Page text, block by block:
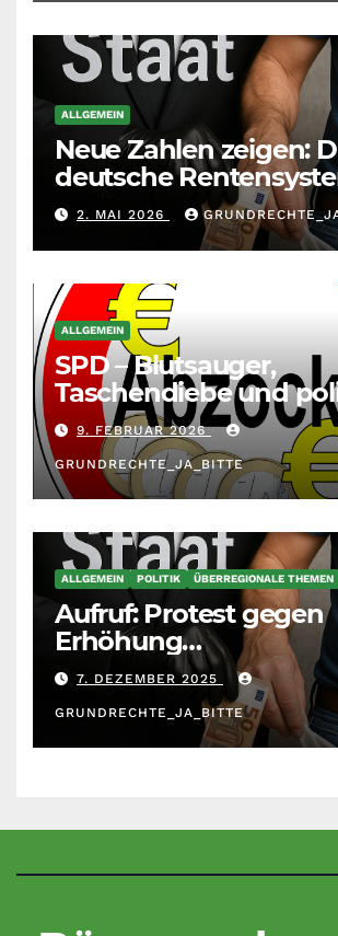
ALLGEMEIN
Neue Zahlen zeigen:
deutsche
durch die
Massenzuwanderung
zunehmend unter die
2. MAI 2026
ALLGEMEIN
SPD – Blutsauger,
Taschendiebe und
unberechenbar
9. FEBRUAR 2026
GRUNDRECHTE_JA_BITTE
ALLGEMEIN POLITIK ÜBERREGIONALE THEMEN
Aufruf: Protest gegen
Erhöhung
7. DEZEMBER 2025
GRUNDRECHTE_JA_BITTE